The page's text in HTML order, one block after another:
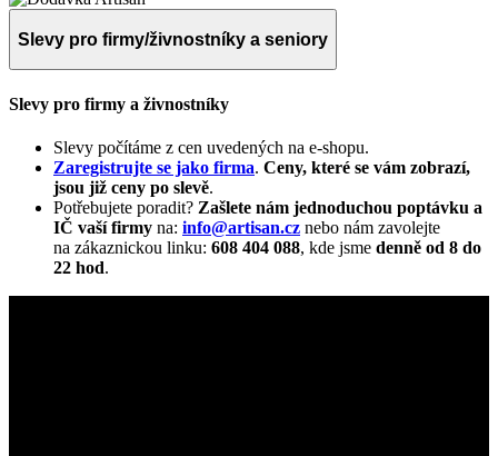
Slevy pro firmy/živnostníky a seniory
Slevy pro firmy a živnostníky
Slevy počítáme z cen uvedených na e-shopu.
Zaregistrujte se jako firma. Ceny, které se vám zobrazí,
jsou již ceny po slevě.
Potřebujete poradit? Zašlete nám jednoduchou poptávku a
IČ vaší firmy na: info@artisan.cz nebo nám zavolejte
na zákaznickou linku: 608 404 088, kde jsme denně od 8 do
22 hod.